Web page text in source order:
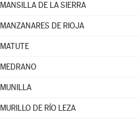
MANSILLA DE LA SIERRA
MANZANARES DE RIOJA
MATUTE
MEDRANO
MUNILLA
MURILLO DE RÍO LEZA